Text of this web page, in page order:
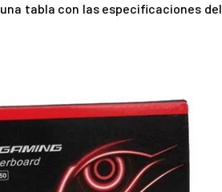
tabla con las especificaciones del